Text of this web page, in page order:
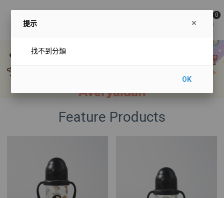
0
Feature Products
提示
找不到分類
OK